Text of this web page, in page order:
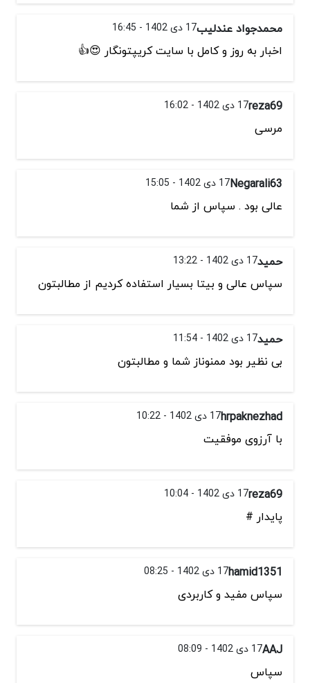
محمدجواد عندلیب17 دی 1402 - 16:45
اخبار به روز و کامل با سایت کریپتونگار 😍👍
reza6917 دی 1402 - 16:02
مرسی
Negarali6317 دی 1402 - 15:05
عالی بود . سپاس از شما
حمید17 دی 1402 - 13:22
سپاس عالی و بیتا بسیار استفاده کردیم از مطالبتون
حمید17 دی 1402 - 11:54
بی نظیر بود ممنوناز شما و مطالبتون
hrpaknezhad17 دی 1402 - 10:22
با آرزوی موفقیت
reza6917 دی 1402 - 10:04
پایدار #
hamid135117 دی 1402 - 08:25
سپاس مفید و کاربردی
AAJ17 دی 1402 - 08:09
سپاس